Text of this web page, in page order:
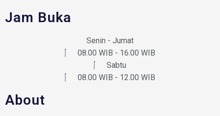
Jam Buka
Senin - Jumat
08.00 WIB - 16.00 WIB
Sabtu
08.00 WIB - 12.00 WIB
About